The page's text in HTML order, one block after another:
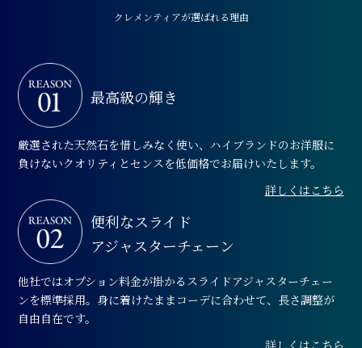
クレメンティアが選ばれる理由
最高級の輝き
厳選された天然石を惜しみなく使い、ハイブランドのお洋服に
負けないクオリティとセンスを低価格でお届けいたします。
詳しくはこちら
便利なスライド
アジャスターチェーン
他社ではオプション料金が掛かるスライドアジャスターチェー
ンを標準採用。身に着けたままコーデに合わせて、長さ調整が
自由自在です。
詳しくはこちら